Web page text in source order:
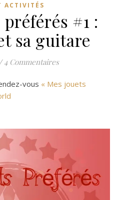
ACTIVITÉS
#1 :
sa guitare
/ 4 Commentaires
vous « Mes jouets